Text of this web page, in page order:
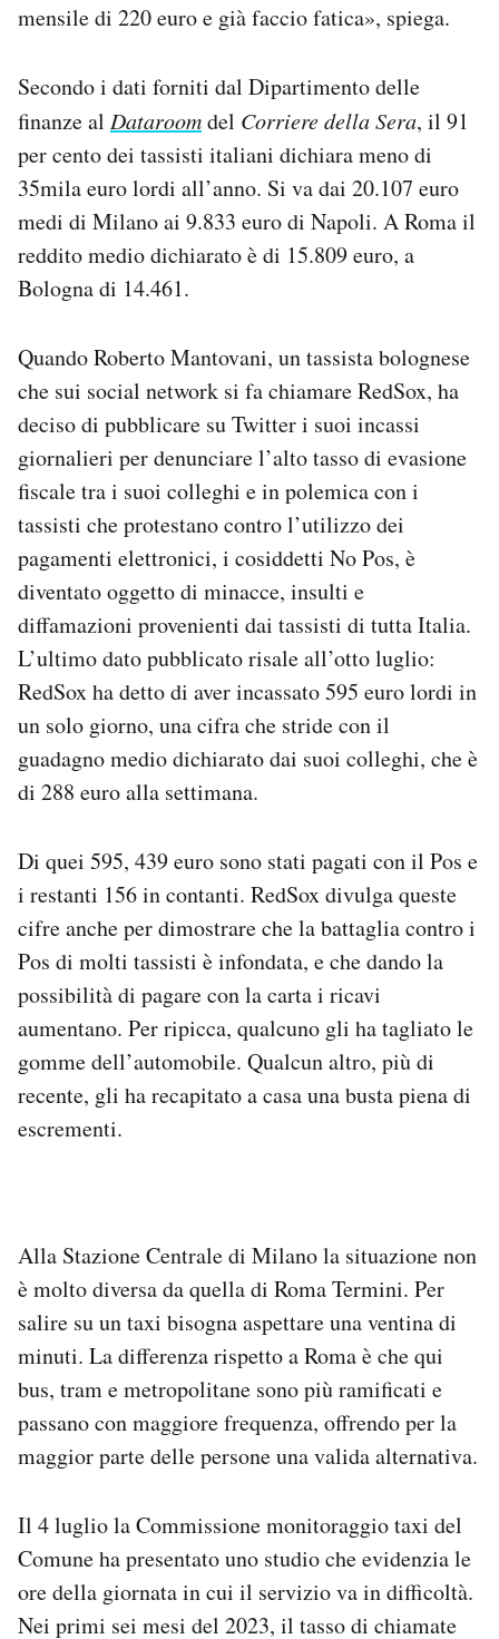
mensile di 220 euro e già faccio fatica», spiega.
Secondo i dati forniti dal Dipartimento delle
finanze al Dataroomdel Corriere della Sera, il 91
per cento dei tassisti italiani dichiara meno di
35mila euro lordi all’anno. Si va dai 20.107 euro
medi di Milano ai 9.833 euro di Napoli. A Roma il
reddito medio dichiarato è di 15.809 euro, a
Bologna di 14.461.
Quando Roberto Mantovani, un tassista bolognese
che sui social network si fa chiamare RedSox, ha
deciso di pubblicare su Twitter i suoi incassi
giornalieri per denunciare l’alto tasso di evasione
fiscale tra i suoi colleghi e in polemica con i
tassisti che protestano contro l’utilizzo dei
pagamenti elettronici, i cosiddetti No Pos, è
diventato oggetto di minacce, insulti e
diffamazioni provenienti dai tassisti di tutta Italia.
L’ultimo dato pubblicato risale all’otto luglio:
RedSox ha detto di aver incassato 595 euro lordi in
un solo giorno, una cifra che stride con il
guadagno medio dichiarato dai suoi colleghi, che è
di 288 euro alla settimana.
Di quei 595, 439 euro sono stati pagati con il Pos e
i restanti 156 in contanti. RedSox divulga queste
cifre anche per dimostrare che la battaglia contro i
Pos di molti tassisti è infondata, e che dando la
possibilità di pagare con la carta i ricavi
aumentano. Per ripicca, qualcuno gli ha tagliato le
gomme dell’automobile. Qualcun altro, più di
recente, gli ha recapitato a casa una busta piena di
escrementi.
Alla Stazione Centrale di Milano la situazione non
è molto diversa da quella di Roma Termini. Per
salire su un taxi bisogna aspettare una ventina di
minuti. La differenza rispetto a Roma è che qui
bus, tram e metropolitane sono più ramificati e
passano con maggiore frequenza, offrendo per la
maggior parte delle persone una valida alternativa.
Il 4 luglio la Commissione monitoraggio taxi del
Comune ha presentato uno studio che evidenzia le
ore della giornata in cui il servizio va in difficoltà.
Nei primi sei mesi del 2023, il tasso di chiamate